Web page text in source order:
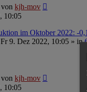
von kjh-mov
10:05
im Oktober 2022: -
Fr 9. Dez 2022, 10:05 » in
von kjh-mov
10:05